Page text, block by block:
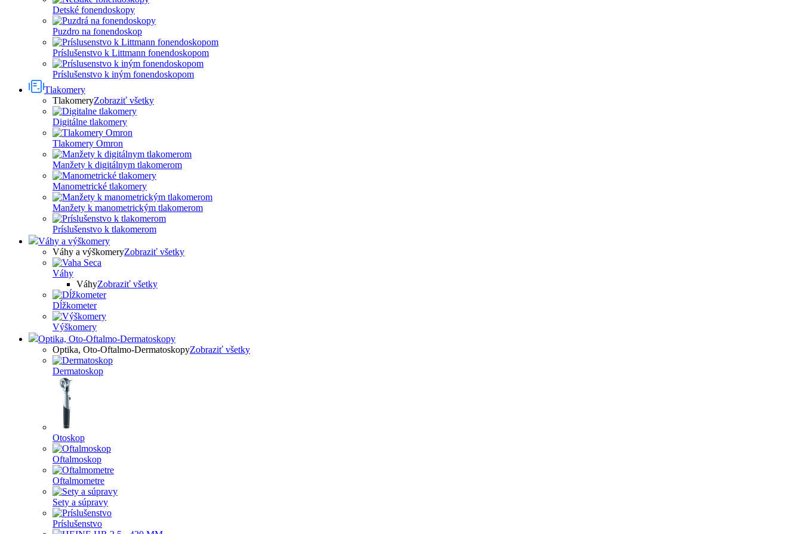
Detské fonendoskopy
Puzdro na fonendoskop
Príslušenstvo k Littmann fonendoskopom
Príslušenstvo k iným fonendoskopom
Tlakomery
TlakomeryZobraziť všetky
Digitálne tlakomery
Tlakomery Omron
Manžety k digitálnym tlakomerom
Manometrické tlakomery
Manžety k manometrickým tlakomerom
Príslušenstvo k tlakomerom
Váhy a výškomery
Váhy a výškomeryZobraziť všetky
Váhy
VáhyZobraziť všetky
Dĺžkometer
Výškomery
Optika, Oto-Oftalmo-Dermatoskopy
Optika, Oto-Oftalmo-DermatoskopyZobraziť všetky
Dermatoskop
Otoskop
Oftalmoskop
Oftalmometre
Sety a súpravy
Príslušenstvo